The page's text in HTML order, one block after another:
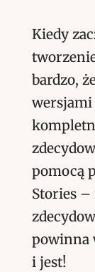
Kiedy
bardzo,
pomocą
Stories –
powinna
i jest!